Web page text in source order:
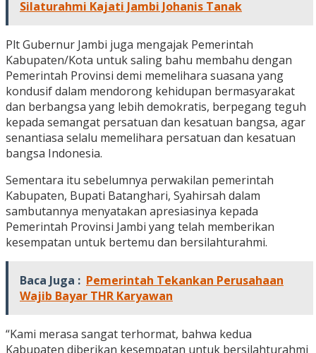
Silaturahmi Kajati Jambi Johanis Tanak
Plt Gubernur Jambi juga mengajak Pemerintah
Kabupaten/Kota untuk saling bahu membahu dengan
Pemerintah Provinsi demi memelihara suasana yang
kondusif dalam mendorong kehidupan bermasyarakat
dan berbangsa yang lebih demokratis, berpegang teguh
kepada semangat persatuan dan kesatuan bangsa, agar
senantiasa selalu memelihara persatuan dan kesatuan
bangsa Indonesia.
Sementara itu sebelumnya perwakilan pemerintah
Kabupaten, Bupati Batanghari, Syahirsah dalam
sambutannya menyatakan apresiasinya kepada
Pemerintah Provinsi Jambi yang telah memberikan
kesempatan untuk bertemu dan bersilahturahmi.
Baca Juga : Pemerintah Tekankan Perusahaan
Wajib Bayar THR Karyawan
“Kami merasa sangat terhormat, bahwa kedua
Kabupaten diberikan kesempatan untuk bersilahturahmi